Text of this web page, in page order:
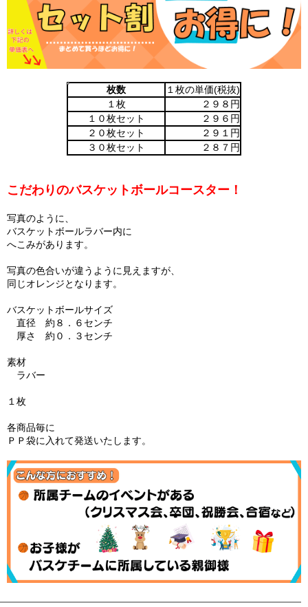
枚数
１枚の単価(税抜)
１枚
２９８円
１０枚セット
２９６円
２０枚セット
２９１円
３０枚セット
２８７円
こだわりのバスケットボールコースター！
写真のように、
バスケットボールラバー内に
へこみがあります。
写真の色合いが違うように見えますが、
同じオレンジとなります。
バスケットボールサイズ
直径 約８．６センチ
厚さ 約０．３センチ
素材
ラバー
１枚
各商品毎に
ＰＰ袋に入れて発送いたします。